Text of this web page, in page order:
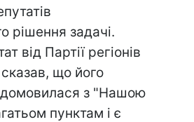
рішення задачі.
від Партії регіонів
що його
домовилася з "Нашою
пунктам і є